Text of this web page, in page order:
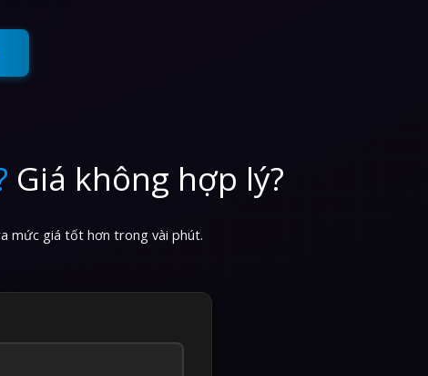
Giá không hợp lý?
mức giá tốt hơn trong vài phút.